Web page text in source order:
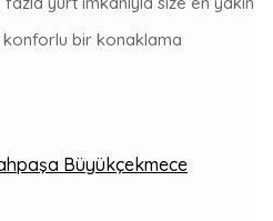
bir konaklama
Büyükçekmece